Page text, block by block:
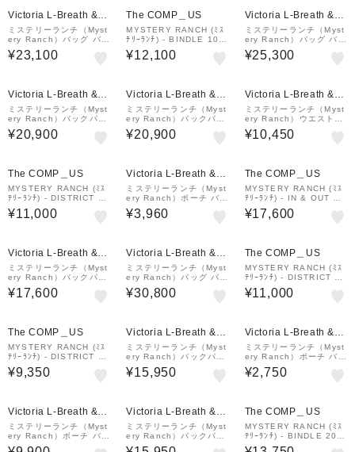
Victoria L-Breath &m
all店
ミステリーランチ（Myst
ery Ranch）バッグ バッ
クパック リュック カタ
リスト22 1976157200
¥23,100
The COMP＿US
MYSTERY RANCH (ﾐｽ
ﾃﾘｰﾗﾝﾁ) - BINDLE 10
(ﾋﾞﾝﾄﾞﾙ 10) Black
¥12,100
Victoria L-Breath &m
all店
ミステリーランチ（Myst
ery Ranch）バッグ バッ
クパック リュック カタ
リスト22 アウタースペ
¥25,300
Victoria L-Breath &m
all店
ミステリーランチ（Myst
ery Ranch）バックパッ
ク リュック 登山 ハイキ
ング ギャラゲーター25
¥20,900
Victoria L-Breath &m
all店
ミステリーランチ（Myst
ery Ranch）バックパッ
ク リュック 登山 ハイキ
ング ギャラゲーター25
¥20,900
Victoria L-Breath &m
all店
ミステリーランチ（Myst
ery Ranch）ウエストバ
ッグ ヒップモンキー2 ホ
ワイト 197610981100
¥10,450
The COMP＿US
MYSTERY RANCH (ﾐｽ
ﾃﾘｰﾗﾝﾁ) - DISTRICT 4
(ﾃﾞｨｽﾄﾘｸﾄ 4) Peble
¥11,000
Victoria L-Breath &m
all店
ミステリーランチ（Myst
ery Ranch）ポーチ バッ
グ フォーリッジャーポケ
ット Sサイズ 1976129
¥3,960
The COMP＿US
MYSTERY RANCH (ﾐｽ
ﾃﾘｰﾗﾝﾁ) - IN & OUT 25
(ｲﾝ & ｱｳﾄ 25)
¥17,600
Victoria L-Breath &m
all店
ミステリーランチ（Myst
ery Ranch）バックパッ
ク リュック 登山 ハイキ
ング ギャラゲーター20
¥17,600
Victoria L-Breath &m
all店
ミステリーランチ（Myst
ery Ranch）バッグ バッ
クパック リュック カタ
リスト26 1976157100
¥30,800
The COMP＿US
MYSTERY RANCH (ﾐｽ
ﾃﾘｰﾗﾝﾁ) - DISTRICT 4
(ﾃﾞｨｽﾄﾘｸﾄ 4) Black
¥11,000
The COMP＿US
MYSTERY RANCH (ﾐｽ
ﾃﾘｰﾗﾝﾁ) - DISTRICT 2
(ﾃﾞｨｽﾄﾘｸﾄ 2) Black
¥9,350
Victoria L-Breath &m
all店
ミステリーランチ（Myst
ery Ranch）バックパッ
ク リュック 登山 ハイキ
ング 大型 防災 ギャラゲ
¥15,950
Victoria L-Breath &m
all店
ミステリーランチ（Myst
ery Ranch）ポーチ バッ
グ ボイドバッグS 1976
1645187000
¥2,750
Victoria L-Breath &m
all店
ミステリーランチ（Myst
ery Ranch）ポーチ バッ
グ ディストリクト4 197
Victoria L-Breath &m
all店
ミステリーランチ（Myst
ery Ranch）バックパッ
ク リュック 登山 ハイキ
The COMP＿US
MYSTERY RANCH (ﾐｽ
ﾃﾘｰﾗﾝﾁ) - BINDLE 20
(ﾋﾞﾝﾄﾞﾙ 20) Black